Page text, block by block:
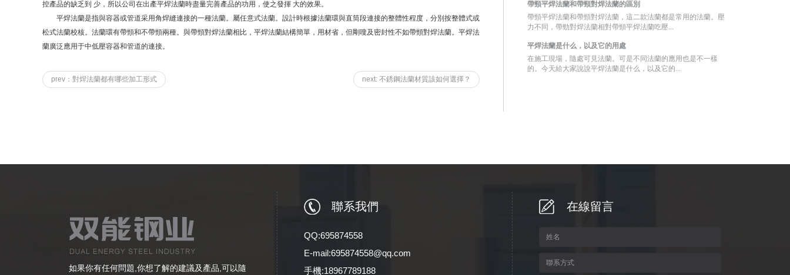
控產品的缺乏到 少，所以公司在出產平焊法蘭時盡量完善產品的功用，使之發揮 大的效果。
平焊法蘭是指與容器或管道采用角焊縫連接的一種法蘭。屬任意式法蘭。設計時根據法蘭環與直筒段連接的整體性程度，分別按整體式或
松式法蘭校核。法蘭環有帶頸和不帶頸兩種。與帶頸對焊法蘭相比，平焊法蘭結構簡單，用材省，但剛嗖及密封性不如帶頸對焊法蘭。平焊法
蘭廣泛應用于中低壓容器和管道的連接。
prev：對焊法蘭都有哪些加工形式 next: 不銹鋼法蘭材質該如何選擇？
帶頸平焊法蘭和帶頸對焊法蘭的區別
帶頸平焊法蘭和帶頸對焊法蘭，這二款法蘭都是常用的法蘭。壓
力不同，帶勁對焊法蘭相對帶頸平焊法蘭吃壓...
平焊法蘭是什么，以及它的用處
在施工現場，隨處可見法蘭。可是不同法蘭的應用也是不一樣
的。今天給大家說說平焊法蘭是什么，以及它的...
如果你有任何問題,你想了解的建議及產品,可以隨
聯系我們
QQ:695874558
E-mail:695874558@qq.com
手機:18967789188
在線留言